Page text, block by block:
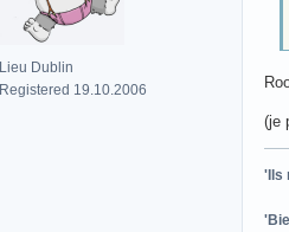
Lieu Dublin
Registered 19.10.2006
(je
'Ils